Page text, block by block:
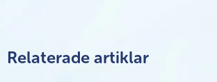
Relaterade artiklar